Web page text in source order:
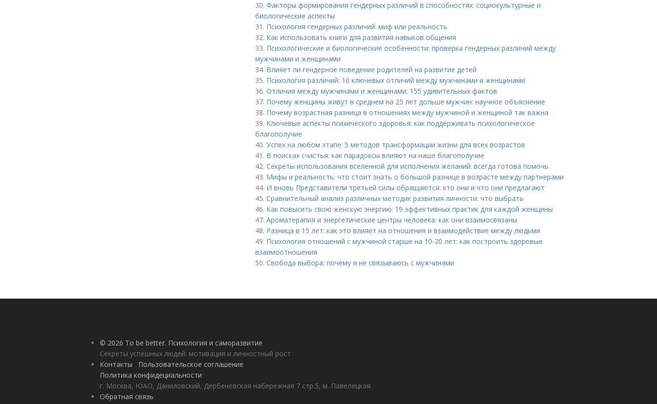
30. Факторы формирования гендерных различий в способностях: социокультурные и
биологические аспекты
31. Психология гендерных различий: миф или реальность
32. Как использовать книги для развития навыков общения
33. Психологические и биологические особенности: проверка гендерных различий между
мужчинами и женщинами
34. Влияет ли гендерное поведение родителей на развитие детей
35. Психология различий: 10 ключевых отличий между мужчинами и женщинами
36. Отличия между мужчинами и женщинами: 155 удивительных фактов
37. Почему женщины живут в среднем на 25 лет дольше мужчин: научное объяснение
38. Почему возрастная разница в отношениях между мужчиной и женщиной так важна
39. Ключевые аспекты психического здоровья: как поддерживать психологическое
благополучие
40. Успех на любом этапе: 5 методов трансформации жизни для всех возрастов
41. В поисках счастья: как парадоксы влияют на наше благополучие
42. Секреты использования вселенной для исполнения желаний: всегда готова помочь
43. Мифы и реальность: что стоит знать о большой разнице в возрасте между партнерами
44. И вновь Представители третьей силы обращаются: кто они и что они предлагают
45. Сравнительный анализ различных методик развития личности: что выбрать
46. Как повысить свою женскую энергию: 19 эффективных практик для каждой женщины
47. Ароматерапия и энергетические центры человека: как они взаимосвязаны
48. Разница в 15 лет: как это влияет на отношения и взаимодействие между людьми
49. Психология отношений с мужчиной старше на 10-20 лет: как построить здоровые
взаимоотношения
50. Свобода выбора: почему я не связываюсь с мужчинами
© 2026 To be better. Психология и саморазвитие
Секреты успешных людей: мотивация и личностный рост
Контакты
Пользовательское соглашение
Политика конфидециальности
г. Москва, ЮАО, Даниловский, Дербеневская набережная 7 стр.5, м. Павелецкая
Обратная связь